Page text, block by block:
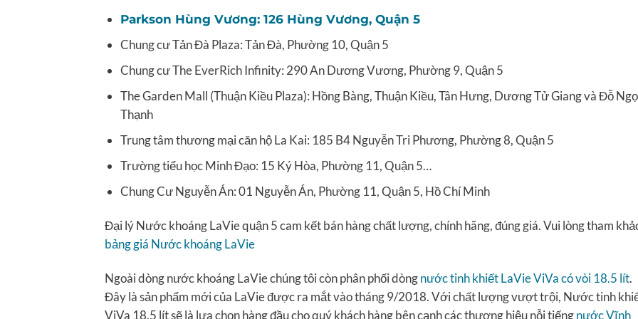
Parkson Hùng Vương: 126 Hùng Vương, Quận 5
Chung cư Tản Đà Plaza: Tản Đà, Phường 10, Quận 5
Chung cư The EverRich Infinity: 290 An Dương Vương, Phường 9, Quận 5
The Garden Mall (Thuận Kiều Plaza): Hồng Bàng, Thuận Kiều, Tân Hưng, Dương Tử Giang và Đỗ
Thạnh
Trung tâm thương mại căn hộ La Kai: 185 B4 Nguyễn Tri Phương, Phường 8, Quận 5
Trường tiểu học Minh Đạo: 15 Ký Hòa, Phường 11, Quận 5…
Chung Cư Nguyễn Án: 01 Nguyễn Án, Phường 11, Quận 5, Hồ Chí Minh
Đại lý Nước khoáng LaVie quận 5 cam kết bán hàng chất lượng, chính hãng, đúng giá. Vui lòng tham
bảng giá Nước khoáng LaVie
Ngoài dòng nước khoáng LaVie chúng tôi còn phân phối dòngnước tinh khiết LaVie ViVa có vòi 18.5 lít.
Đây là sản phẩm mới của LaVie được ra mắt vào tháng 9/2018. Với chất lượng vượt trội, Nước tinh
ViVa 18.5 lít sẽ là lựa chọn hàng đầu cho quý khách hàng bên cạnh các thương hiệu nỗi tiếngnước Vĩnh